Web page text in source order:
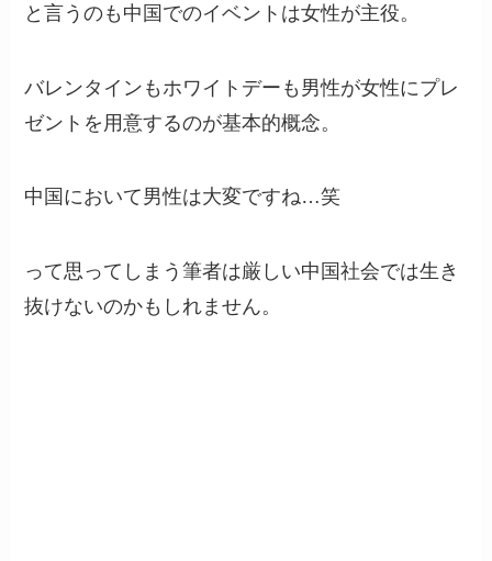
と言うのも中国でのイベントは女性が主役。
バレンタインもホワイトデーも男性が女性にプレ
ゼントを用意するのが基本的概念。
中国において男性は大変ですね…笑
って思ってしまう筆者は厳しい中国社会では生き
抜けないのかもしれません。